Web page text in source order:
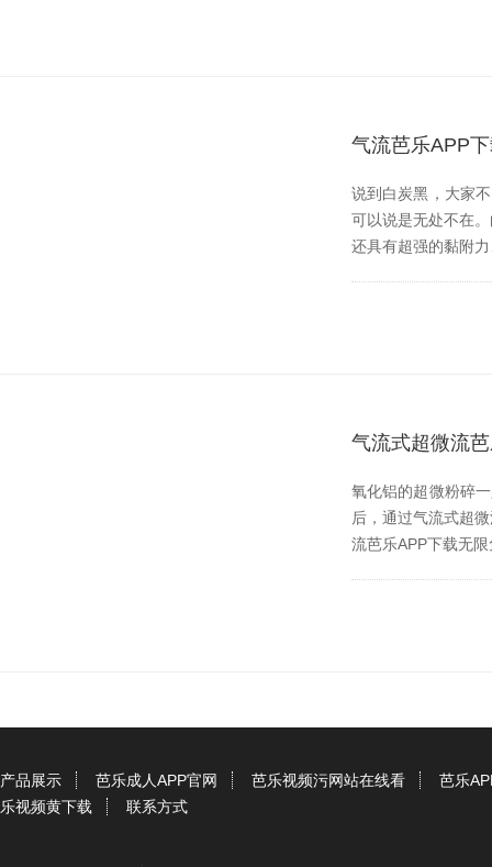
气流芭乐APP
说到白炭黑，大
可以说是无处不在
还具有超强的黏附力
气流式超微流
氧化铝的超微粉碎一
后，通过气流式超
流芭乐APP下载无限
产品展示 芭乐成人APP官网 芭乐视频污网站在线看
芭乐
乐视频黄下载
联系方式